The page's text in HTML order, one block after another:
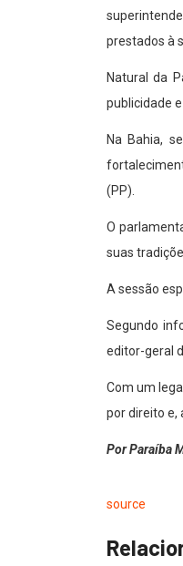
prestados à
Natural da
publicidade
Na Bahia,
(PP).
O
suas
A sessão
Segundo
editor-geral
Com um
por direito e,
Por Paraíba
source